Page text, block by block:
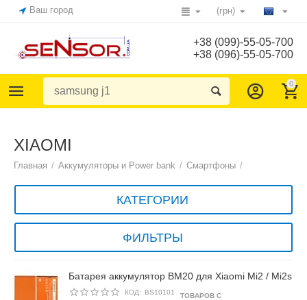
Ваш город (грн)
+38 (099)-55-05-700
+38 (096)-55-05-700
0
XIAOMI
Главная / Аккумуляторы и Power bank / Смартфоны /
КАТЕГОРИИ
ФИЛЬТРЫ
Батарея аккумулятор BM20 для Xiaomi Mi2 / Mi2s
КОД: BS10101
ТОВАРОВ С